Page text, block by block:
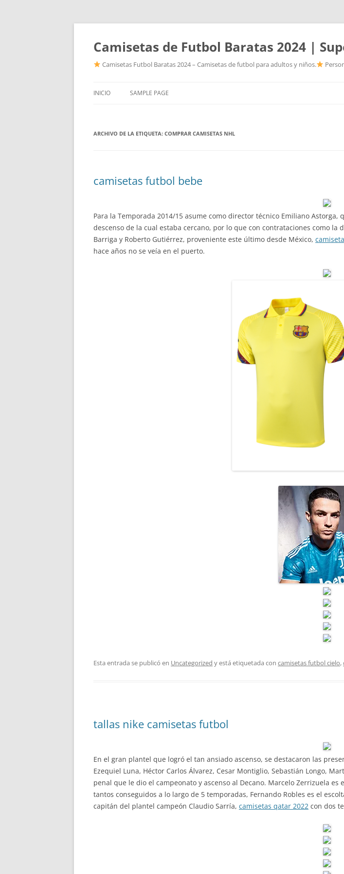
Camisetas de Futbol Baratas 2024 |
Camisetas Futbol Baratas 2024 – Camisetas de futbol para adultos y niños.
INICIO SAMPLE PAGE
ARCHIVO DE LA ETIQUETA: COMPRAR CAMISETAS NHL
camisetas futbol bebe
Para la Temporada 2014/15 asume como director técnico Emiliano
descenso de la cual estaba cercano, por lo que con contrataciones como
Barriga y Roberto Gutiérrez, proveniente este último desde México,
hace años no se veía en el puerto.
Esta entrada se publicó en Uncategorized y está etiquetada con camisetas futbol cielo,
tallas nike camisetas futbol
En el gran plantel que logró el tan ansiado ascenso, se destacaron las
Ezequiel Luna, Héctor Carlos Álvarez, Cesar Montiglio, Sebastián Longo,
penal que le dio el campeonato y ascenso al Decano. Marcelo Zerrizuela
tantos conseguidos a lo largo de 5 temporadas, Fernando Robles es el
capitán del plantel campeón Claudio Sarría, camisetas qatar 2022 con dos